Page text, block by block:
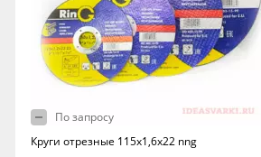
По запросу
Круги отрезные 115х1,6х22 nng